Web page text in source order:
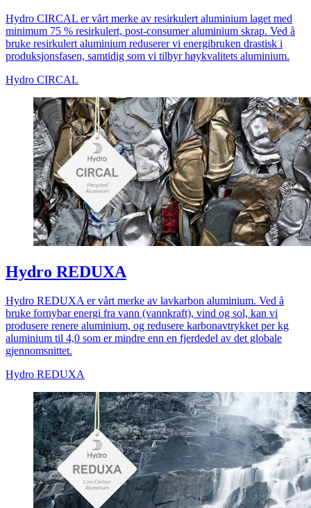
Hydro CIRCAL er vårt merke av resirkulert aluminium laget med
minimum 75 % resirkulert, post-consumer aluminium skrap. Ved å
bruke resirkulert aluminium reduserer vi energibruken drastisk i
produksjonsfasen, samtidig som vi tilbyr høykvalitets aluminium.
Hydro CIRCAL
Hydro REDUXA
Hydro REDUXA er vårt merke av lavkarbon aluminium. Ved å
bruke fornybar energi fra vann (vannkraft), vind og sol, kan vi
produsere renere aluminium, og redusere karbonavtrykket per kg
aluminium til 4,0 som er mindre enn en fjerdedel av det globale
gjennomsnittet.
Hydro REDUXA